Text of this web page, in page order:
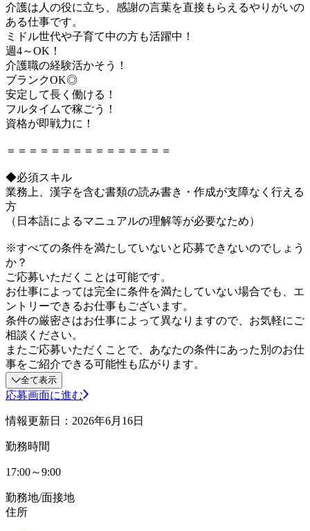
介護は人の役に立ち、感謝の言葉を直接もらえるやりがいの
ある仕事です。
ミドル世代や子育て中の方も活躍中！
週4～OK！
介護職の経験活かそう！
ブランクOK◎
安定して長く働ける！
フルタイムで稼ごう！
資格が即戦力に！
＝＝＝＝＝＝＝＝＝＝＝＝＝＝＝
◆必須スキル
業務上、漢字を含む書類の読み書き・作成が支障なく行える
方
（日本語によるマニュアルの理解等が必要なため）
※すべての条件を満たしていないと応募できないのでしょう
か？
ご応募いただくことは可能です。
お仕事によっては完全に条件を満たしていない場合でも、エ
ントリーできるお仕事もございます。
条件の厳密さはお仕事によって異なりますので、お気軽にご
相談ください。
またご応募いただくことで、あなたの条件にあった別のお仕
事をご紹介できる可能性も広がります。
全て表示
応募画面に進む
情報更新日：2026年6月16日
勤務時間
17:00～9:00
勤務地/面接地
住所